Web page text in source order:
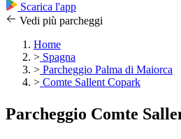
Scarica l'app
Vedi più parcheggi
Home
> Spagna
> Parcheggio Palma di Maiorca
> Comte Sallent Copark
Parcheggio Comte